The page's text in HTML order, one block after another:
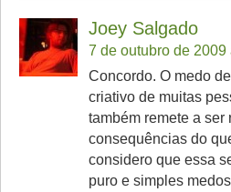
Joey Salgado
7 de outubro de 2009
Concordo. O medo
criativo de muitas
também remete a
consequências do
considero que essa
puro e simples